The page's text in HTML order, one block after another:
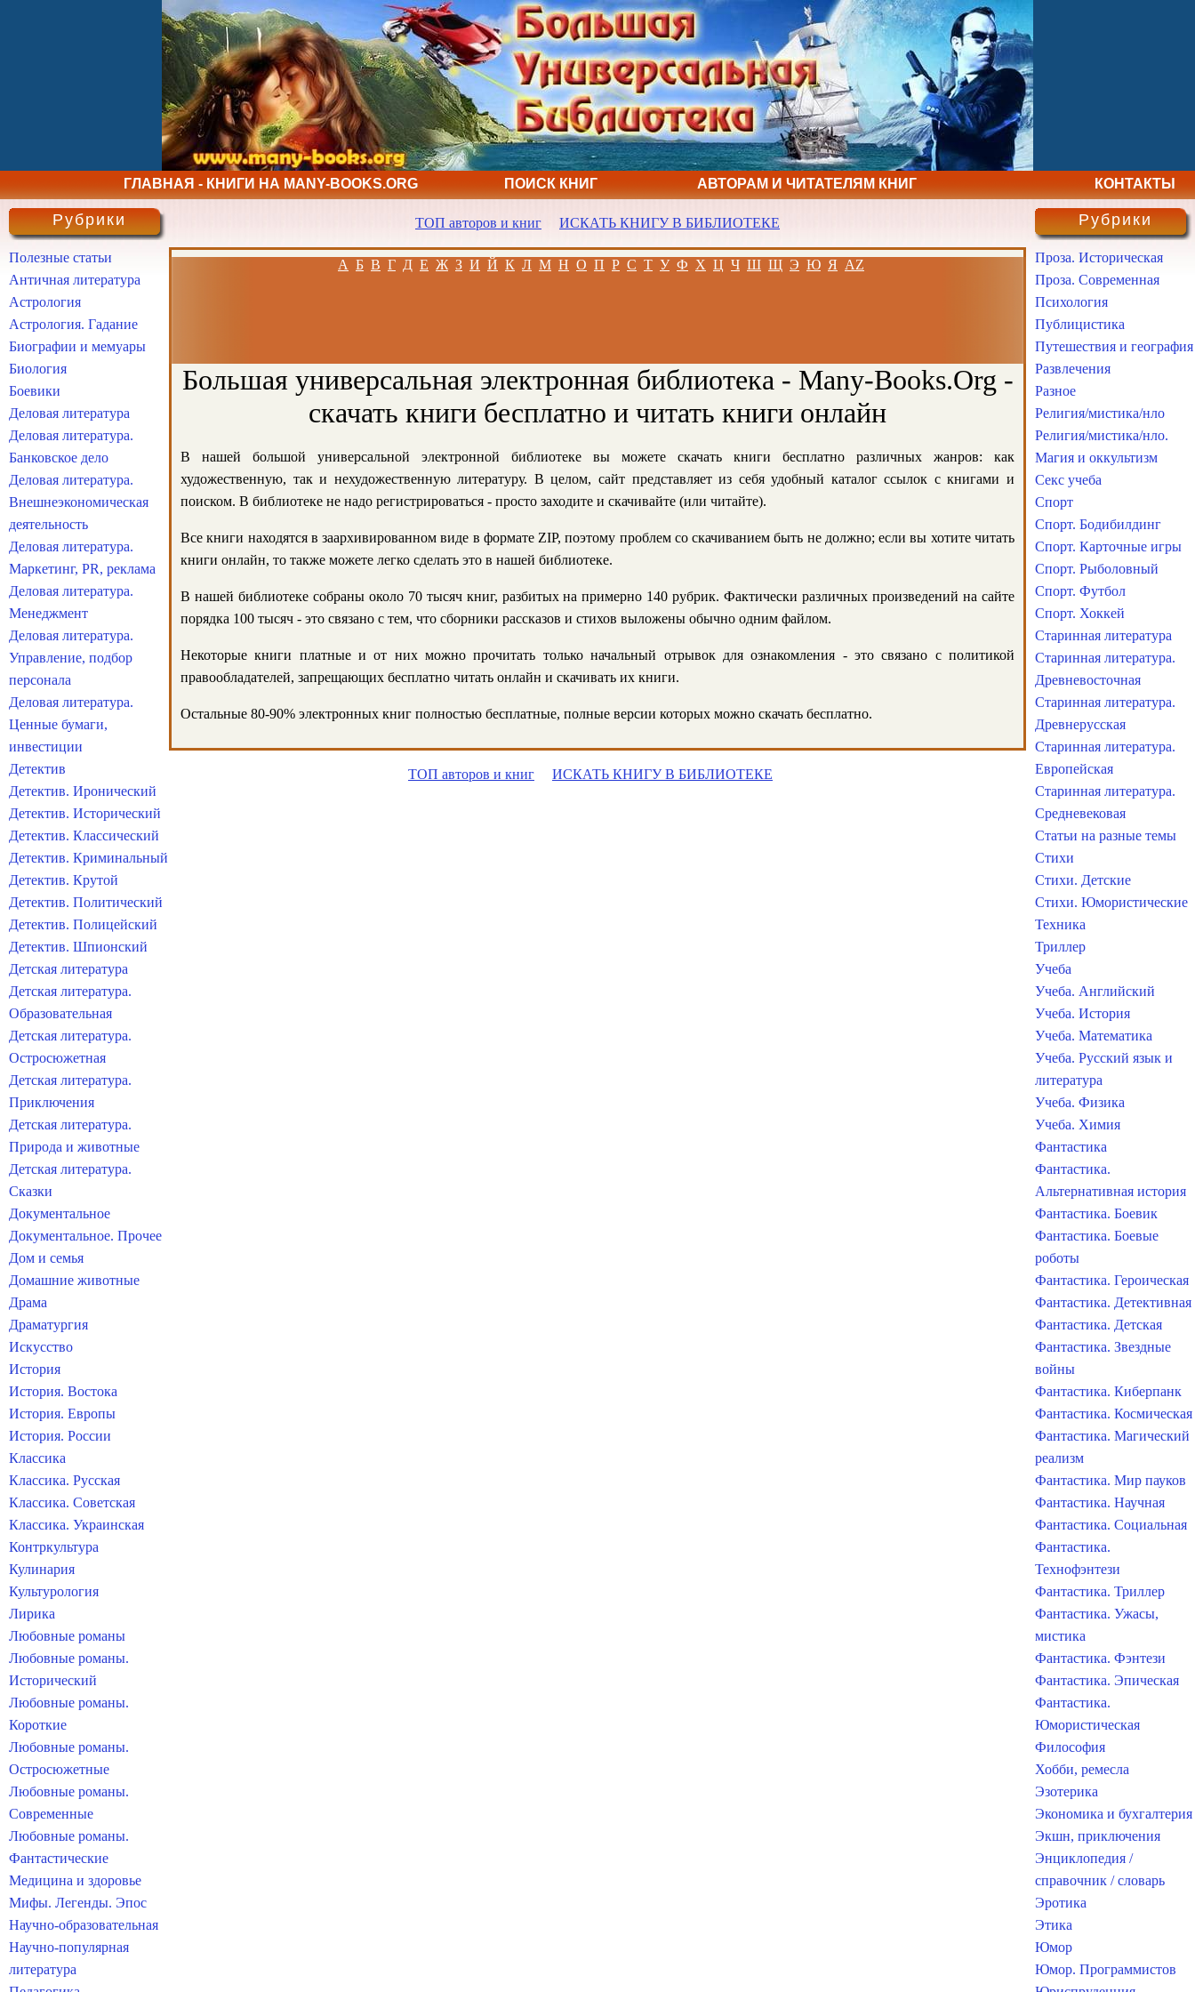
ГЛАВНАЯ - КНИГИ НА MANY-BOOKS.ORG ПОИСК КНИГ АВТОРАМ И ЧИТАТЕЛЯМ КНИГ КОНТАКТЫ
ТОП авторов и книг ИСКАТЬ КНИГУ В БИБЛИОТЕКЕ
А Б В Г Д Е Ж З И Й К Л М Н О П Р С Т У Ф Х Ц Ч Ш Щ Э Ю Я AZ
Большая универсальная электронная библиотека - Many-Books.Org -
скачать книги бесплатно и читать книги онлайн
В нашей большой универсальной электронной библиотеке вы можете скачать книги бесплатно различных жанров: как
художественную, так и нехудожественную литературу. В целом, сайт представляет из себя удобный каталог ссылок с книгами и
поиском. В библиотеке не надо регистрироваться - просто заходите и скачивайте (или читайте).
Все книги находятся в заархивированном виде в формате ZIP, поэтому проблем со скачиванием быть не должно; если вы хотите читать
книги онлайн, то также можете легко сделать это в нашей библиотеке.
В нашей библиотеке собраны около 70 тысяч книг, разбитых на примерно 140 рубрик. Фактически различных произведений на сайте
порядка 100 тысяч - это связано с тем, что сборники рассказов и стихов выложены обычно одним файлом.
Некоторые книги платные и от них можно прочитать только начальный отрывок для ознакомления - это связано с политикой
правообладателей, запрещающих бесплатно читать онлайн и скачивать их книги.
Остальные 80-90% электронных книг полностью бесплатные, полные версии которых можно скачать бесплатно.
ТОП авторов и книг ИСКАТЬ КНИГУ В БИБЛИОТЕКЕ
Рубрики
Полезные статьи
Античная литература
Астрология
Астрология. Гадание
Биографии и мемуары
Биология
Боевики
Деловая литература
Деловая литература.
Банковское дело
Деловая литература.
Внешнеэкономическая
деятельность
Деловая литература.
Маркетинг, PR, реклама
Деловая литература.
Менеджмент
Деловая литература.
Управление, подбор
персонала
Деловая литература.
Ценные бумаги,
инвестиции
Детектив
Детектив. Иронический
Детектив. Исторический
Детектив. Классический
Детектив. Криминальный
Детектив. Крутой
Детектив. Политический
Детектив. Полицейский
Детектив. Шпионский
Детская литература
Детская литература.
Образовательная
Детская литература.
Остросюжетная
Детская литература.
Приключения
Детская литература.
Природа и животные
Детская литература.
Сказки
Документальное
Документальное. Прочее
Дом и семья
Домашние животные
Драма
Драматургия
Искусство
История
История. Востока
История. Европы
История. России
Классика
Классика. Русская
Классика. Советская
Классика. Украинская
Контркультура
Кулинария
Культурология
Лирика
Любовные романы
Любовные романы.
Исторический
Любовные романы.
Короткие
Любовные романы.
Остросюжетные
Любовные романы.
Современные
Любовные романы.
Фантастические
Медицина и здоровье
Мифы. Легенды. Эпос
Научно-образовательная
Научно-популярная
литература
Рубрики
Проза. Историческая
Проза. Современная
Психология
Публицистика
Путешествия и география
Развлечения
Разное
Религия/мистика/нло
Религия/мистика/нло.
Магия и оккультизм
Секс учеба
Спорт
Спорт. Бодибилдинг
Спорт. Карточные игры
Спорт. Рыболовный
Спорт. Футбол
Спорт. Хоккей
Старинная литература
Старинная литература.
Древневосточная
Старинная литература.
Древнерусская
Старинная литература.
Европейская
Старинная литература.
Средневековая
Статьи на разные темы
Стихи
Стихи. Детские
Стихи. Юмористические
Техника
Триллер
Учеба
Учеба. Английский
Учеба. История
Учеба. Математика
Учеба. Русский язык и
литература
Учеба. Физика
Учеба. Химия
Фантастика
Фантастика.
Альтернативная история
Фантастика. Боевик
Фантастика. Боевые
роботы
Фантастика. Героическая
Фантастика. Детективная
Фантастика. Детская
Фантастика. Звездные
войны
Фантастика. Киберпанк
Фантастика. Космическая
Фантастика. Магический
реализм
Фантастика. Мир пауков
Фантастика. Научная
Фантастика. Социальная
Фантастика.
Технофэнтези
Фантастика. Триллер
Фантастика. Ужасы,
мистика
Фантастика. Фэнтези
Фантастика. Эпическая
Фантастика.
Юмористическая
Философия
Хобби, ремесла
Эзотерика
Экономика и бухгалтерия
Экшн, приключения
Энциклопедия /
справочник / словарь
Эротика
Этика
Юмор
Юмор. Программистов